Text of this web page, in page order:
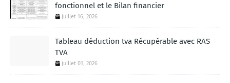
fonctionnel et le Bilan financier
juillet 16, 2026
Tableau déduction tva Récupérable avec RAS
TVA
juillet 01, 2026